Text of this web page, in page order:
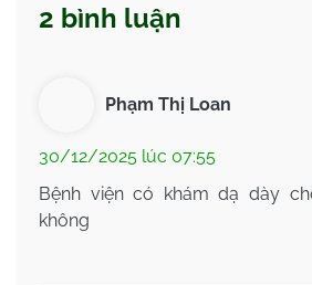
2 bình luận
Phạm Thị Loan
30/12/2025 lúc 07:55
Bệnh viện có khám dạ dày
không